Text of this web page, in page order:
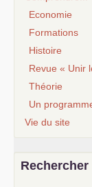
Economie
Formations
Histoire
Revue « Unir
Théorie
Un
Vie du site
Rechercher